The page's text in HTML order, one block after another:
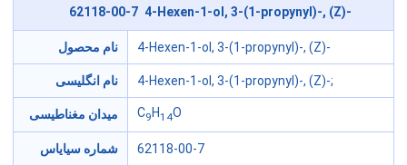
62118-00-7 4-Hexen-1-ol, 3-(1-propynyl)-, (Z)-
نام محصول 4-Hexen-1-ol, 3-(1-propynyl)-, (Z)-
نام انگلیسی 4-Hexen-1-ol, 3-(1-propynyl)-, (Z)-;
میدان مغناطیسی C9 H14O
شماره سیایاس 62118-00-7